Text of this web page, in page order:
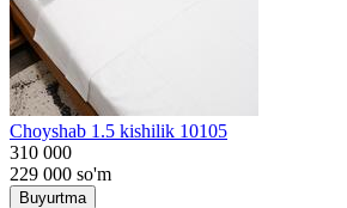
Choyshab 1.5 kishilik 10105
310 000
229 000 so'm
Buyurtma